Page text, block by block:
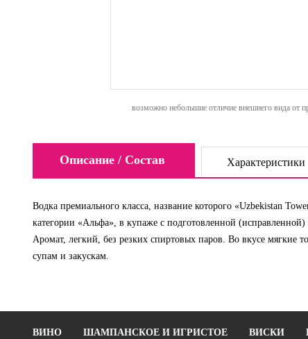
возможно небольшие отличие внешнего вида от
Описание / Состав Характеристики
Водка премиального класса, название которого «Uzbekistan
категории «Альфа», в купаже с подготовленной
Аромат, легкий, без резких спиртовых паров. Во вкусе мягкие
супам и закускам.
ВИНО ШАМПАНСКОЕ И ИГРИСТОЕ ВИСКИ